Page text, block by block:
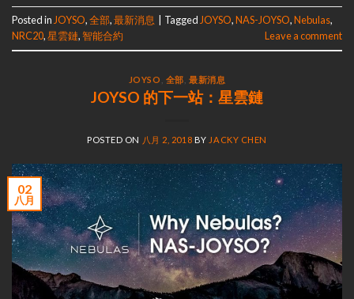
Posted in JOYSO,全部,最新消息 Tagged JOYSO,NAS-JOYSO,Nebulas,
NRC20,星雲鏈,智能合約 Leave a comment
JOYSO 全部 最新消息
JOYSO 的下一站：星雲鏈
POSTED ON 八月 2, 2018 BY JACKY CHEN
02
八月